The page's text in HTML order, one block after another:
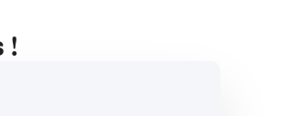
!